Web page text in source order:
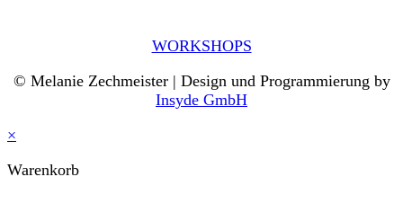
WORKSHOPS
© Melanie Zechmeister | Design und Programmierung by
Insyde GmbH
×
Warenkorb